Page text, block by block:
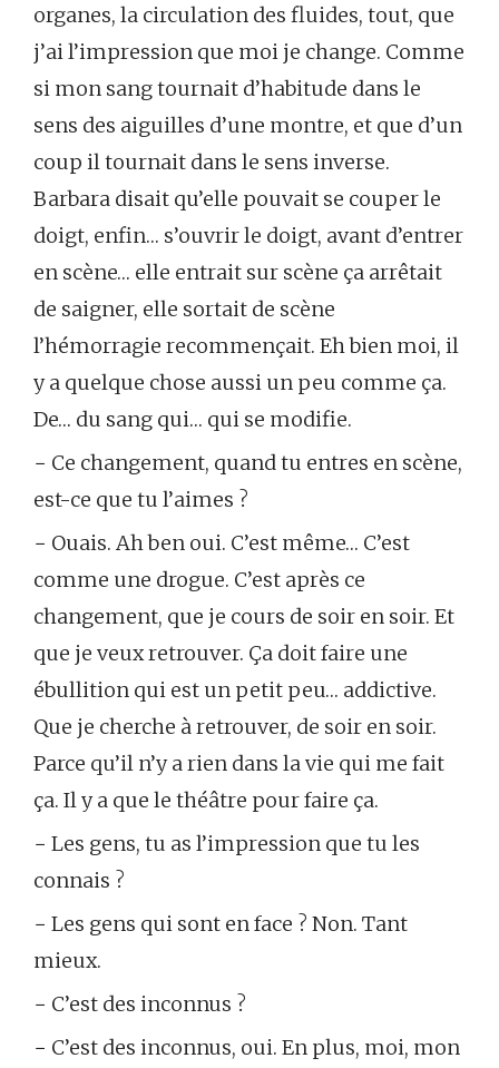
organes, la circulation des fluides, tout, que
j’ai l’impression que moi je change. Comme
si mon sang tournait d’habitude dans le
sens des aiguilles d’une montre, et que d’un
coup il tournait dans le sens inverse.
Barbara disait qu’elle pouvait se couper le
doigt, enfin… s’ouvrir le doigt, avant d’entrer
en scène… elle entrait sur scène ça arrêtait
de saigner, elle sortait de scène
l’hémorragie recommençait. Eh bien moi, il
y a quelque chose aussi un peu comme ça.
De… du sang qui… qui se modifie.
− Ce changement, quand tu entres en scène,
est-ce que tu l’aimes ?
− Ouais. Ah ben oui. C’est même… C’est
comme une drogue. C’est après ce
changement, que je cours de soir en soir. Et
que je veux retrouver. Ça doit faire une
ébullition qui est un petit peu… addictive.
Que je cherche à retrouver, de soir en soir.
Parce qu’il n’y a rien dans la vie qui me fait
ça. Il y a que le théâtre pour faire ça.
− Les gens, tu as l’impression que tu les
connais ?
− Les gens qui sont en face ? Non. Tant
mieux.
− C’est des inconnus ?
− C’est des inconnus, oui. En plus, moi, mon